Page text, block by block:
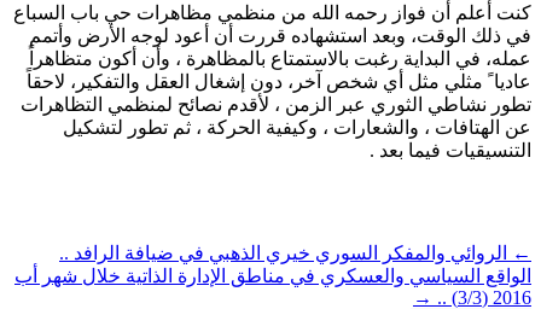
كنت أعلم أن فواز رحمه الله من منظمي مظاهرات حي باب السباع
في ذلك الوقت، وبعد استشهاده قررت أن أعود لوجه الأرض وأتمم
عمله، في البداية رغبت بالاستمتاع بالمظاهرة ، وأن أكون متظاهراً
عاديا ً مثلي مثل أي شخص آخر، دون إشغال العقل والتفكير، لاحقاً
تطور نشاطي الثوري عبر الزمن ، لأقدم نصائح لمنظمي التظاهرات
عن الهتافات ، والشعارات ، وكيفية الحركة ، ثم تطور لتشكيل
التنسيقيات فيما بعد .
←
الروائي والمفكر السوري خيري الذهبي في ضيافة الرافد ..
الواقع السياسي والعسكري في مناطق الإدارة الذاتية خلال شهر أب
2016 (3/3) ..
→